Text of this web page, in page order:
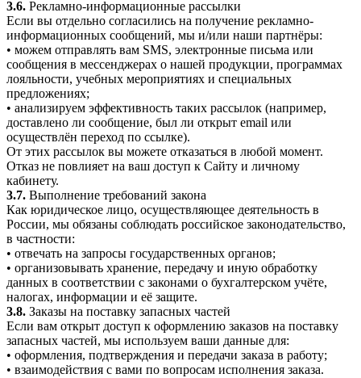
3.6. Рекламно-информационные рассылки
Если вы отдельно согласились на получение рекламно-
информационных сообщений, мы и/или наши партнёры:
• можем отправлять вам SMS, электронные письма или
сообщения в мессенджерах о нашей продукции, программах
лояльности, учебных мероприятиях и специальных
предложениях;
• анализируем эффективность таких рассылок (например,
доставлено ли сообщение, был ли открыт email или
осуществлён переход по ссылке).
От этих рассылок вы можете отказаться в любой момент.
Отказ не повлияет на ваш доступ к Сайту и личному
кабинету.
3.7. Выполнение требований закона
Как юридическое лицо, осуществляющее деятельность в
России, мы обязаны соблюдать российское законодательство,
в частности:
• отвечать на запросы государственных органов;
• организовывать хранение, передачу и иную обработку
данных в соответствии с законами о бухгалтерском учёте,
налогах, информации и её защите.
3.8. Заказы на поставку запасных частей
Если вам открыт доступ к оформлению заказов на поставку
запасных частей, мы используем ваши данные для:
• оформления, подтверждения и передачи заказа в работу;
• взаимодействия с вами по вопросам исполнения заказа.